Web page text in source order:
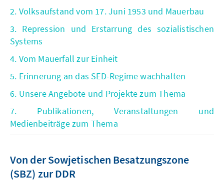
2. Volksaufstand vom 17. Juni 1953 und Mauerbau
3. Repression und Erstarrung des sozialistischen
Systems
4. Vom Mauerfall zur Einheit
5. Erinnerung an das SED-Regime wachhalten
6. Unsere Angebote und Projekte zum Thema
7. Publikationen, Veranstaltungen und
Medienbeiträge zum Thema
Von der Sowjetischen Besatzungszone
(SBZ) zur DDR